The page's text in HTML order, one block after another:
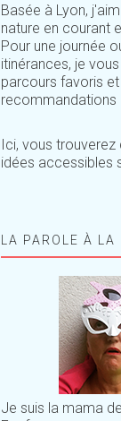
Basée à Lyon,
nature en courant
Pour une journée
itinérances, je
parcours favoris
recommandations
Ici, vous
idées accessibles
LA PAROLE À LA
Je suis la mama